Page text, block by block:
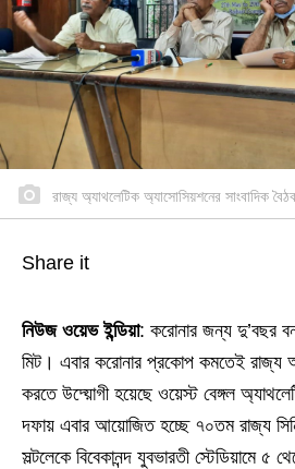
রাজ্য অ্যাথলেটিক অ্যাসোসিয়শনের সাংবাদিক
Share it
নিউজ ওয়েভ ইন্ডিয়া: করোনার জন্য দু’বছর
মিট। এবার করোনার প্রকোপ কমতেই রাজ্য
করতে উদ্য়োগী হয়েছে ওয়েস্ট বেঙ্গল
দফায় এবার আয়োজিত হচ্ছে ৭০তম রাজ্য
সল্টলেকে বিবেকানন্দ যুবভারতী স্টেডিয়ামে